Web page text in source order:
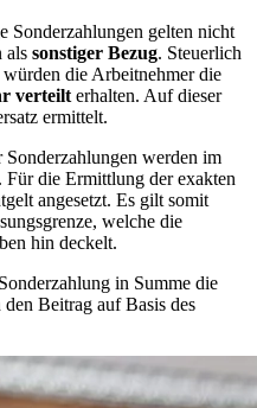
Sonderzahlungen gelten nicht
als sonstiger Bezug. Steuerlich
die Arbeitnehmer die
verteilt erhalten. Auf dieser
ermittelt.
werden im
Für die Ermittlung der exakten
angesetzt. Es gilt somit
welche die
hin deckelt.
in Summe die
Beitrag auf Basis des